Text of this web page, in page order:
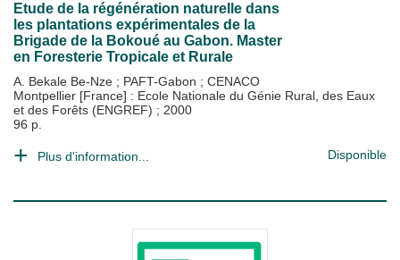
Etude de la régénération naturelle dans
les plantations expérimentales de la
Brigade de la Bokoué au Gabon. Master
en Foresterie Tropicale et Rurale
A. Bekale Be-Nze ; PAFT-Gabon ; CENACO
Montpellier [France] : Ecole Nationale du Génie Rural, des Eaux
et des Forêts (ENGREF) ; 2000
96 p.
Plus d'information... Disponible